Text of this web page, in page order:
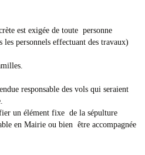
est exigée de toute personne
personnels effectuant des travaux)
responsable des vols qui seraient
un élément fixe de la sépulture
en Mairie ou bien être accompagnée